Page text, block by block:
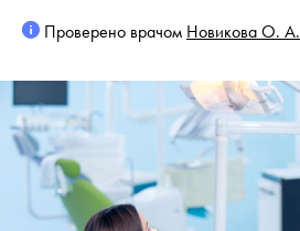
Проверено врачом Новикова О. А.